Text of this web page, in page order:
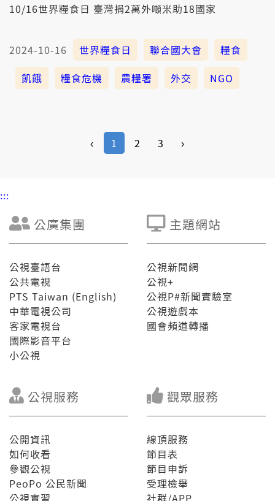
10/16世界糧食日 臺灣捐2萬外噸米助18國家
2024-10-16 世界糧食日 聯合國大會
糧食
飢餓
糧食危機 農糧署 外交 NGO
‹ 1 2 3 ›
:::
公廣集團
公視臺語台
公共電視
PTS Taiwan (English)
中華電視公司
客家電視台
國際影音平台
小公視
主題網站
公視新聞網
公視+
公視P#新聞實驗室
公視遊戲本
國會頻道轉播
公視服務
公開資訊
如何收看
參觀公視
PeoPo 公民新聞
公視實習
觀眾服務
線頂服務
節目表
節目申訴
受理檢舉
社群/APP